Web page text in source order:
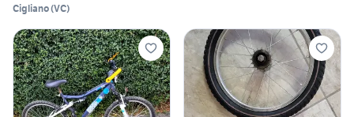
Cigliano(VC)